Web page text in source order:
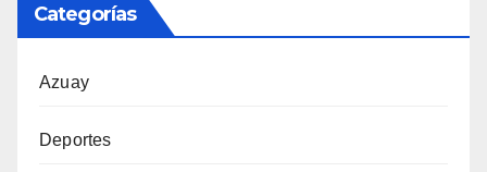
Categorías
Azuay
Deportes